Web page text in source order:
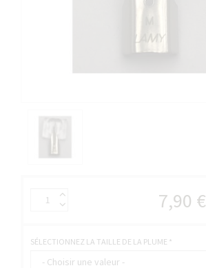
7,90 €
SÉLECTIONNEZ LA TAILLE DE LA PLUME *